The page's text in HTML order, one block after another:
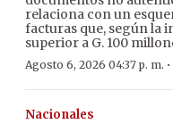
relaciona con un
facturas que, según la
superior a G. 100
Agosto 6, 2026 04:37 p. m. ·
Nacionales